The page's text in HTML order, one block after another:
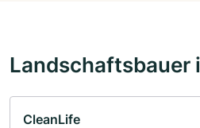
Landschaftsbauer
CleanLife